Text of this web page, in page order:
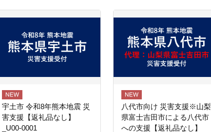
宇土市 令和8年熊本地震 災
害支援【返礼品なし】
_U00-0001
八代市向け 災害支援※山梨
県富士吉田市による八代市
への支援【返礼品なし】